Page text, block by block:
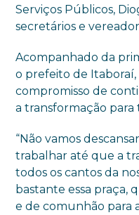
Serviços Públicos,
secretários e
Acompanhado da
o prefeito de
compromisso de
a transformação
“Não vamos
trabalhar até que a
todos os cantos da
bastante essa praça,
e de comunhão para